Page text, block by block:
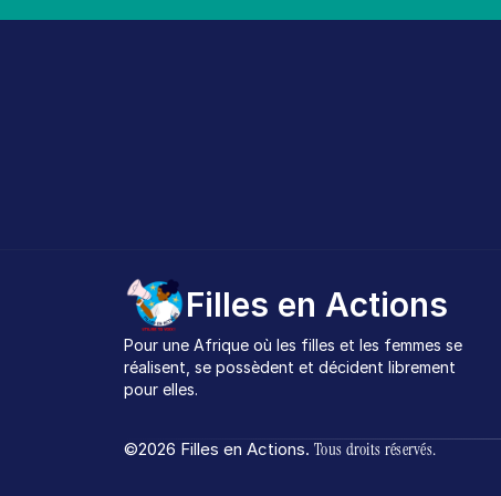
Filles en Actions
Pour une Afrique où les filles et les femmes se
réalisent, se possèdent et décident librement
pour elles.
©2026 Filles en Actions. Tous droits réservés.